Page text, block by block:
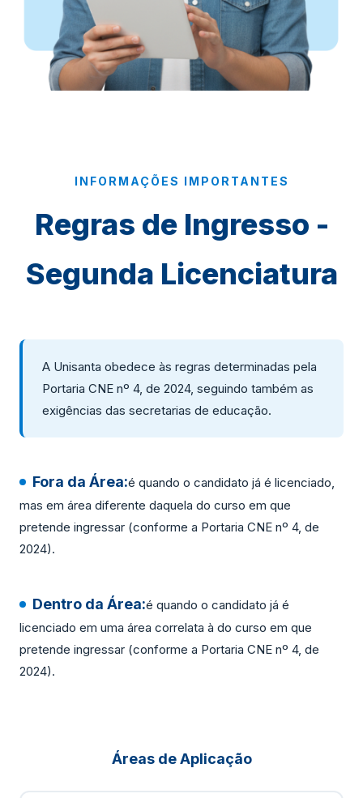
INFORMAÇÕES IMPORTANTES
Regras de Ingresso -
Segunda Licenciatura
A Unisanta obedece às regras determinadas pela
Portaria CNE nº 4, de 2024, seguindo também as
exigências das secretarias de educação.
Fora da Área:é quando o candidato já é licenciado,
mas em área diferente daquela do curso em que
pretende ingressar (conforme a Portaria CNE nº 4, de
2024).
Dentro da Área:é quando o candidato já é
licenciado em uma área correlata à do curso em que
pretende ingressar (conforme a Portaria CNE nº 4, de
2024).
Áreas de Aplicação